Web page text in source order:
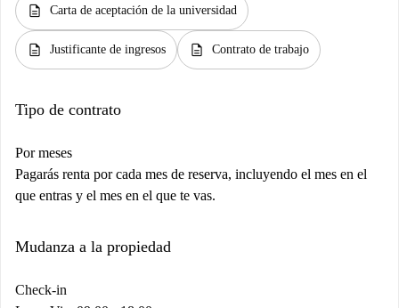
description Carta de aceptación de la universidad
description Justificante de ingresos description Contrato de trabajo
Tipo de contrato
Por meses
Pagarás renta por cada mes de reserva, incluyendo el mes en el
que entras y el mes en el que te vas.
Mudanza a la propiedad
Check-in